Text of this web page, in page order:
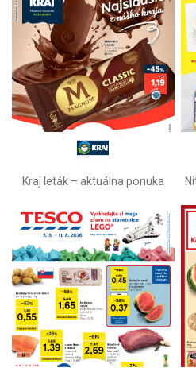
Kraj leták – aktuálna ponuka